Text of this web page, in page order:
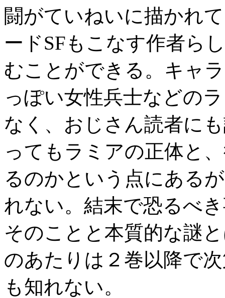
闘がていねいに描かれ
ードSFもこなす作者ら
むことができる。キャ
っぽい女性兵士などの
なく、おじさん読者に
ってもラミアの正体と
るのかという点にある
れない。結末で恐るべ
そのことと本質的な謎
のあたりは２巻以降で
も知れない。